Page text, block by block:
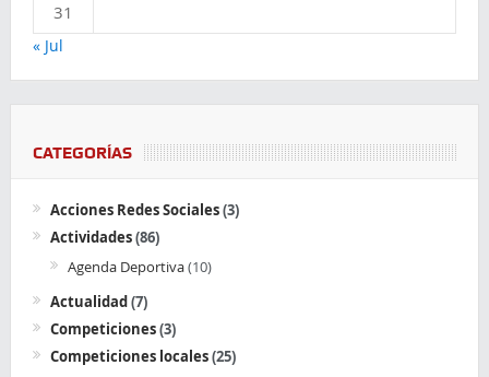
31
« Jul
CATEGORÍAS
Acciones Redes Sociales(3)
Actividades(86)
Agenda Deportiva(10)
Actualidad(7)
Competiciones(3)
Competiciones locales(25)